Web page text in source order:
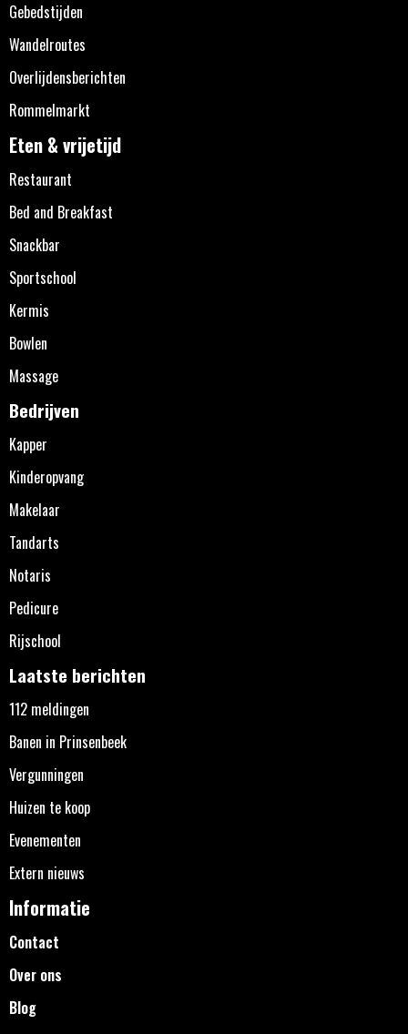
Gebedstijden
Wandelroutes
Overlijdensberichten
Rommelmarkt
Eten & vrijetijd
Restaurant
Bed and Breakfast
Snackbar
Sportschool
Kermis
Bowlen
Massage
Bedrijven
Kapper
Kinderopvang
Makelaar
Tandarts
Notaris
Pedicure
Rijschool
Laatste berichten
112 meldingen
Banen in Prinsenbeek
Vergunningen
Huizen te koop
Evenementen
Extern nieuws
Informatie
Contact
Over ons
Blog